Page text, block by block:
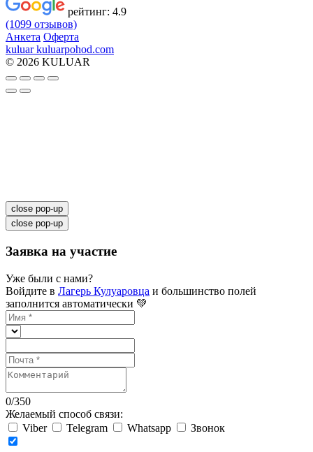
рейтинг: 4.9
(1099 отзывов)
Анкета Оферта
kuluar kuluarpohod.com
© 2026 KULUAR
close pop-up
close pop-up
Заявка на участие
Уже были с нами?
Войдите в Лагерь Кулуаровца и большинство полей
заполнится автоматически 💚
0/350
Желаемый способ связи:
Viber
Telegram Whatsapp Звонок